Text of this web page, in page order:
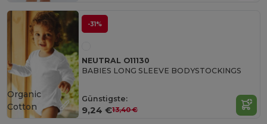
-31%
NEUTRAL O11130
BABIES LONG SLEEVE BODYSTOCKINGS
Günstigste:
9,24 €13,40 €
Organic
Cotton